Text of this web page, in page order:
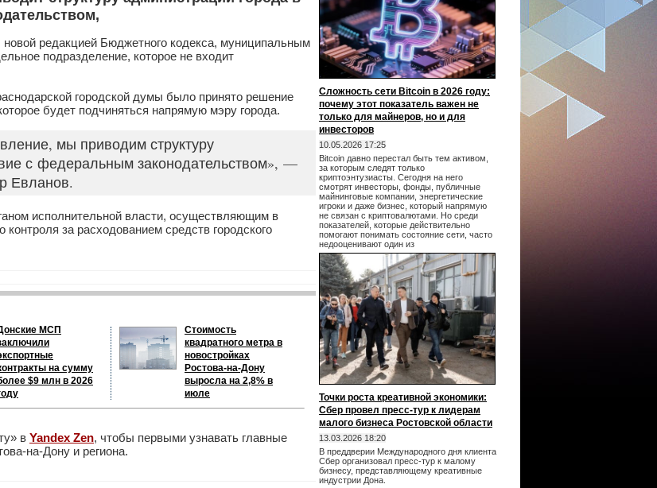
редакцией Бюджетного кодекса, муниципальным
подразделение, которое не входит
городской думы было принято решение
будет подчиняться напрямую мэру города.
мы приводим структуру
с федеральным законодательством», —
Евланов.
исполнительной власти, осуществляющим в
за расходованием средств городского
МСП
на сумму
$9 млн в 2026
Стоимость
квадратного метра в
новостройках
Ростова-на-Дону
выросла на 2,8% в
июле
в Yandex Zen, чтобы первыми узнавать главные
на-Дону и региона.
Сложность сети Bitcoin в 2026 году:
почему этот показатель важен не
только для майнеров, но и для
инвесторов
10.05.2026 17:25
Bitcoin давно перестал быть тем активом,
за которым следят только
криптоэнтузиасты. Сегодня на него
смотрят инвесторы, фонды, публичные
майнинговые компании, энергетические
игроки и даже бизнес, который напрямую
не связан с криптовалютами. Но среди
показателей, которые действительно
помогают понимать состояние сети, часто
недооценивают один из
Точки роста креативной экономики:
Сбер провел пресс-тур к лидерам
малого бизнеса Ростовской области
13.03.2026 18:20
В преддверии Международного дня клиента
Сбер организовал пресс-тур к малому
бизнесу, представляющему креативные
индустрии Дона.